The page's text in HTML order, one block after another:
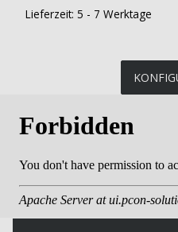
Lieferzeit: 5 - 7 Werktage